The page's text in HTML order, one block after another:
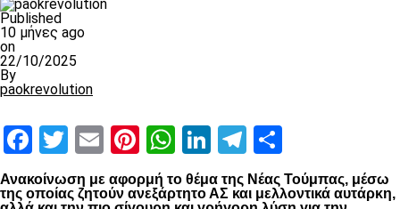
Published
10 μήνες ago
on
22/10/2025
By
paokrevolution
Facebook
Twitter
EmailPinterest
WhatsApp
LinkedIn
Telegram
Ανακοίνωση με αφορμή το θέμα της Νέας Τούμπας, μέσω
της οποίας ζητούν ανεξάρτητο ΑΣ και μελλοντικά αυτάρκη,